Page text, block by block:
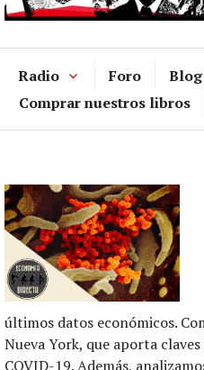
Radio Foro
Comprar nuestros libros
últimos datos económicos.
Nueva York, que aporta
COVID-19. Además,